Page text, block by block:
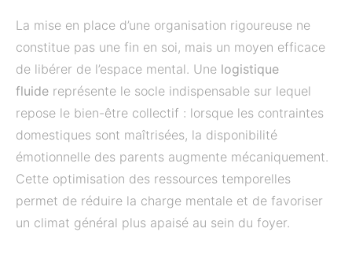
La mise en place d’une organisation rigoureuse ne
constitue pas une fin en soi, mais un moyen efficace
de libérer de l’espace mental. Une logistique
fluide représente le socle indispensable sur lequel
repose le bien-être collectif : lorsque les contraintes
domestiques sont maîtrisées, la disponibilité
émotionnelle des parents augmente mécaniquement.
Cette optimisation des ressources temporelles
permet de réduire la charge mentale et de favoriser
un climat général plus apaisé au sein du foyer.